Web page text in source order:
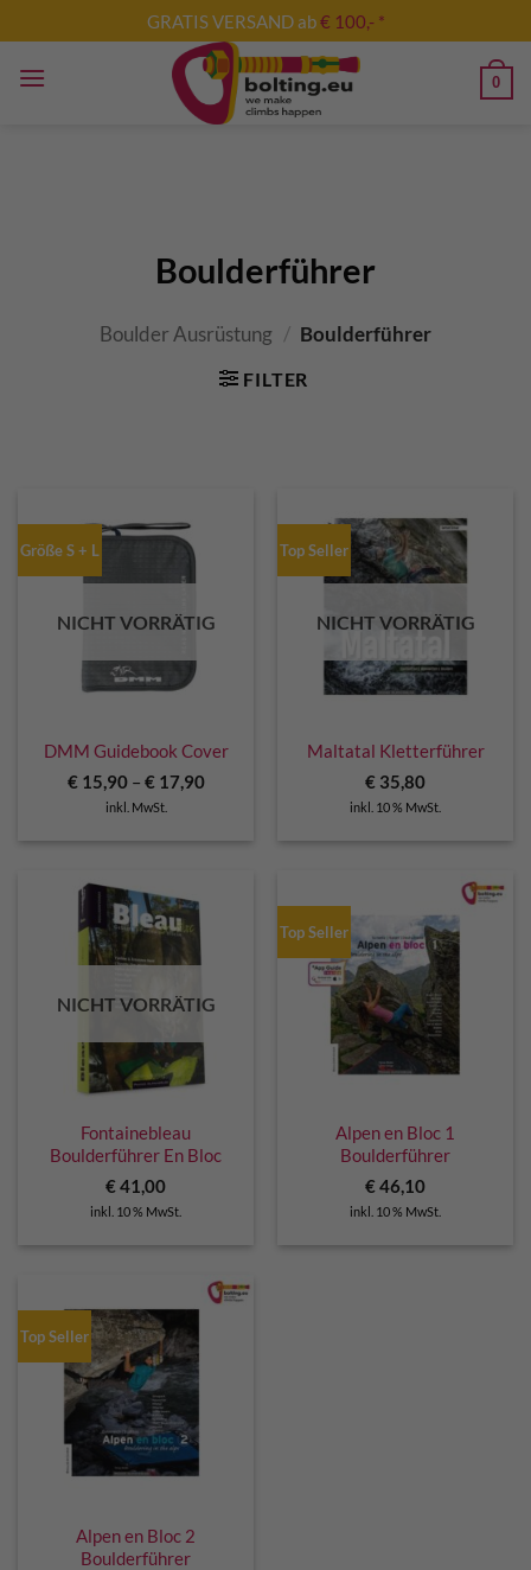
Inhalt
springen
GRATIS VERSAND ab€ 100,- *
0
Boulderführer
Boulder Ausrüstung / Boulderführer
FILTER
Größe S + L
NICHT VORRÄTIG
DMM Guidebook Cover
€15,90– €17,90
inkl. MwSt.
Top Seller
NICHT VORRÄTIG
Maltatal Kletterführer
€ 35,80
inkl. 10 % MwSt.
NICHT VORRÄTIG
Fontainebleau
Boulderführer En Bloc
€41,00
inkl. 10 % MwSt.
Top Seller
Alpen en Bloc 1
Boulderführer
€46,10
inkl. 10 % MwSt.
Top Seller
Alpen en Bloc 2
Boulderführer